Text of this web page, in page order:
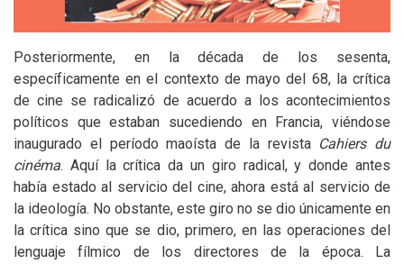
Posteriormente, en la década de los sesenta,
específicamente en el contexto de mayo del 68, la crítica
de cine se radicalizó de acuerdo a los acontecimientos
políticos que estaban sucediendo en Francia, viéndose
inaugurado el período maoísta de la revista Cahiers du
cinéma. Aquí la crítica da un giro radical, y donde antes
había estado al servicio del cine, ahora está al servicio de
la ideología. No obstante, este giro no se dio únicamente en
la crítica sino que se dio, primero, en las operaciones del
lenguaje fílmico de los directores de la época. La